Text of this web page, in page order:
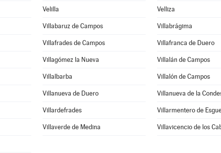
Velilla Velliza
Villabaruz de Campos Villabrágima
Villafrades de Campos Villafranca de Duero
Villagómez la Nueva Villalán de Campos
Villalbarba Villalón de Campos
Villanueva de Duero Villanueva de la
Villardefrades Villarmentero de
Villaverde de Medina Villavicencio de los